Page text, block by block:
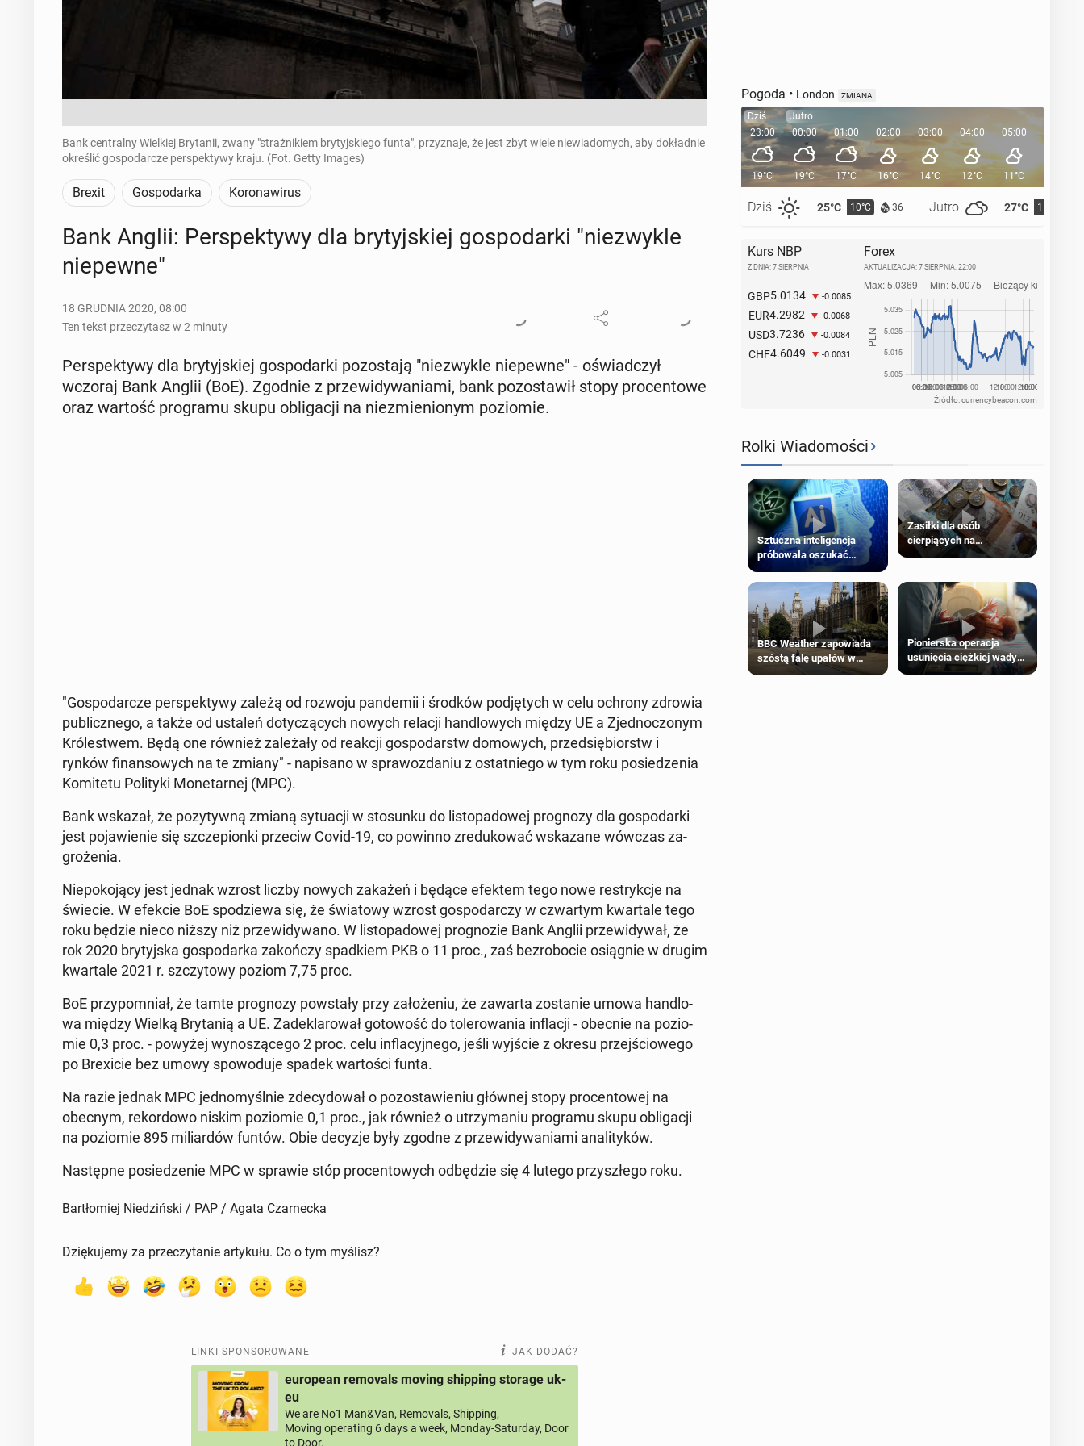
Bank centralny Wielkiej Brytanii, zwany "strażnikiem brytyjskiego funta", przyznaje, że jest zbyt wiele niewiadomych, aby dokładnie
określić gospodarcze perspektywy kraju. (Fot. Getty Images)
Brexit Gospodarka Koronawirus
Bank Anglii: Per­spek­ty­wy dla bry­tyj­skiej go­spo­dar­ki "nie­zwy­kle
nie­pew­ne"
18 GRUDNIA 2020, 08:00
Ten tekst przeczytasz w 2 minuty
Per­spek­ty­wy dla bry­tyj­skiej go­spo­dar­ki po­zo­sta­ją "nie­zwy­kle nie­pew­ne" - oświad­czył
wczoraj Bank Anglii (BoE). Zgodnie z prze­wi­dy­wa­nia­mi, bank po­zo­sta­wił stopy pro­cen­to­we
oraz wartość pro­gra­mu skupu ob­li­ga­cji na nie­zmie­nio­nym po­zio­mie.
"Go­spo­dar­cze per­spek­ty­wy zależą od rozwoju pan­de­mii i środków pod­ję­tych w celu ochrony zdrowia
pu­blicz­ne­go, a także od ustaleń do­ty­czą­cych nowych relacji han­dlo­wych między UE a Zjed­no­czo­nym
Kró­le­stwem. Będą one również za­le­ża­ły od reakcji go­spo­darstw do­mo­wych, przed­się­biorstw i
rynków fi­nan­so­wych na te zmiany" - na­pi­sa­no w spra­woz­da­niu z ostat­nie­go w tym roku po­sie­dze­nia
Ko­mi­te­tu Po­li­ty­ki Mo­ne­tar­nej (MPC).
Bank wskazał, że po­zy­tyw­ną zmianą sy­tu­acji w sto­sun­ku do li­sto­pa­do­wej pro­gno­zy dla go­spo­dar­ki
jest po­ja­wie­nie się szcze­pion­ki przeciw Covid-19, co powinno zre­du­ko­wać wska­za­ne wówczas za­
gro­że­nia.
Nie­po­ko­ją­cy jest jednak wzrost liczby nowych zakażeń i będące efektem tego nowe re­stryk­cje na
świecie. W efekcie BoE spo­dzie­wa się, że świa­to­wy wzrost go­spo­dar­czy w czwar­tym kwar­ta­le tego
roku będzie nieco niższy niż prze­wi­dy­wa­no. W li­sto­pa­do­wej pro­gno­zie Bank Anglii prze­wi­dy­wał, że
rok 2020 bry­tyj­ska go­spo­dar­ka za­koń­czy spad­kiem PKB o 11 proc., zaś bez­ro­bo­cie osią­gnie w drugim
kwar­ta­le 2021 r. szczy­to­wy poziom 7,75 proc.
BoE przy­po­mniał, że tamte pro­gno­zy po­wsta­ły przy za­ło­że­niu, że zawarta zo­sta­nie umowa han­dlo­
wa między Wielką Bry­ta­nią a UE. Za­de­kla­ro­wał go­to­wość do to­le­ro­wa­nia in­fla­cji - obecnie na po­zio­
mie 0,3 proc. - powyżej wy­no­szą­ce­go 2 proc. celu in­fla­cyj­ne­go, jeśli wyjście z okresu przej­ścio­we­go
po Bre­xi­cie bez umowy spo­wo­du­je spadek war­to­ści funta.
Na razie jednak MPC jed­no­myśl­nie zde­cy­do­wał o po­zo­sta­wie­niu głównej stopy pro­cen­to­wej na
obecnym, re­kor­do­wo niskim po­zio­mie 0,1 proc., jak również o utrzy­ma­niu pro­gra­mu skupu ob­li­ga­cji
na po­zio­mie 895 mi­liar­dów funtów. Obie decyzje były zgodne z prze­wi­dy­wa­nia­mi ana­li­ty­ków.
Na­stęp­ne po­sie­dze­nie MPC w sprawie stóp pro­cen­to­wych od­bę­dzie się 4 lutego przy­szłe­go roku.
Bartłomiej Niedziński / PAP / Agata Czarnecka
Dziękujemy za przeczytanie artykułu. Co o tym myślisz?
LINKI SPONSOROWANE JAK DODAĆ?
european removals moving shipping storage uk-
eu
We are No1 Man&Van, Removals, Shipping,
Moving operating 6 days a week, Monday-Saturday, Door
to Door.
Pogoda • London ZMIANA
Dziś
23:00
19°C
Dziś 25°C 10°C 36 Jutro 27°C 11°C
Jutro
00:00
19°C
01:00
17°C
02:00
16°C
03:00
14°C
04:00
12°C
05:00
11°C
Kurs NBP
Z DNIA: 7 SIERPNIA
GBP5.0134 -0.0085
EUR4.2982 -0.0068
USD3.7236 -0.0084
CHF4.6049 -0.0031
Forex
AKTUALIZACJA: 7 SIERPNIA, 22:00
Źródło: currencybeacon.com
Rolki Wiadomości›
Sztuczna inteligencja
próbowała oszukać
człowieka
Zasiłki dla osób
cierpiących na
schorzenia psychiczne
BBC Weather zapowiada
szóstą falę upałów w
Londynie
Pionierska operacja
usunięcia ciężkiej wady
wrodzonej płodu w łonie